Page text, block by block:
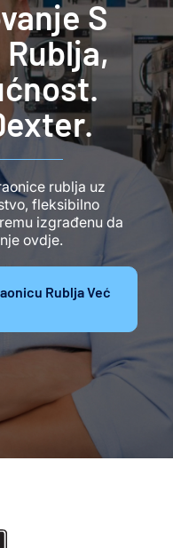
S
rublja uz
fleksibilno
izgrađenu da
ovdje.
Rublja Već